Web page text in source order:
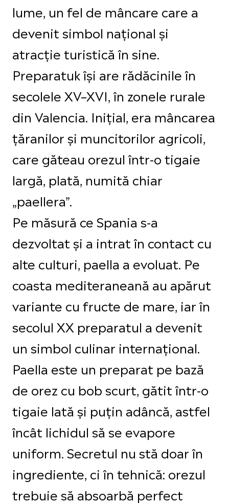
lume, un fel de mâncare care a
devenit simbol național și
atracție turistică în sine.
Preparatuk își are rădăcinile în
secolele XV–XVI, în zonele rurale
din Valencia. Inițial, era mâncarea
țăranilor și muncitorilor agricoli,
care găteau orezul într-o tigaie
largă, plată, numită chiar
„paellera”.
Pe măsură ce Spania s-a
dezvoltat și a intrat în contact cu
alte culturi, paella a evoluat. Pe
coasta mediteraneană au apărut
variante cu fructe de mare, iar în
secolul XX preparatul a devenit
un simbol culinar internațional.
Paella este un preparat pe bază
de orez cu bob scurt, gătit într-o
tigaie lată și puțin adâncă, astfel
încât lichidul să se evapore
uniform. Secretul nu stă doar în
ingrediente, ci în tehnică: orezul
trebuie să absoarbă perfect